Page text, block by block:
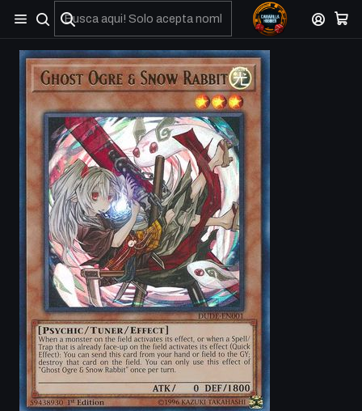
No olviden reportar sus depositos y transferencias por Whatsapp